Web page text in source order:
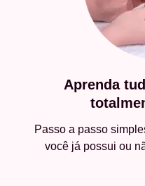
Aprenda
Passo a passo
você já possui ou